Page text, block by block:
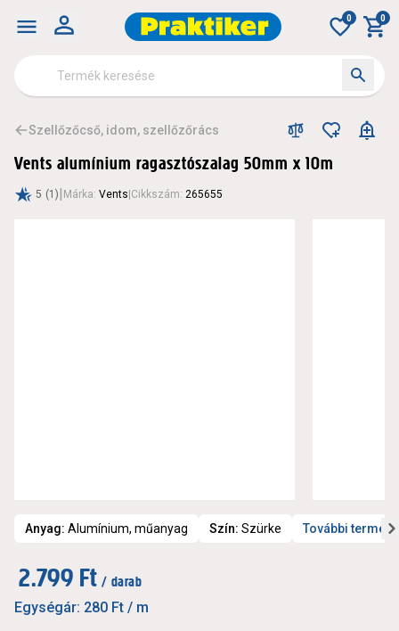
0 0
Szellőzőcső, idom, szellőzőrács
Vents alumínium ragasztószalag 50mm x 10m
5 (1)| Márka: Vents Cikkszám: 265655
Anyag: Alumínium, műanyag Szín: Szürke További
2.799 Ft / darab
Egységár: 280 Ft / m